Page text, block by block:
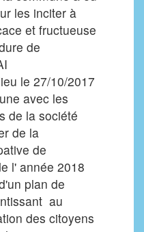
les inciter à
et fructueuse
de
le 27/10/2017
avec les
de la société
de la
de
l' année 2018
plan de
au
des citoyens